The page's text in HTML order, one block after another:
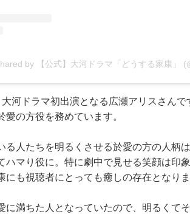
by 【公式】大河ドラマ「どうする家康」
河ドラマ初出演となる広瀬アリスさん
の方役を務めています。
人たちを明るくさせる於愛の方の人柄
ハマり役に。特に劇中で見せる笑顔は印
も視聴者にとっても癒しの存在となりま
に満ちた人となっていたので、明るくて